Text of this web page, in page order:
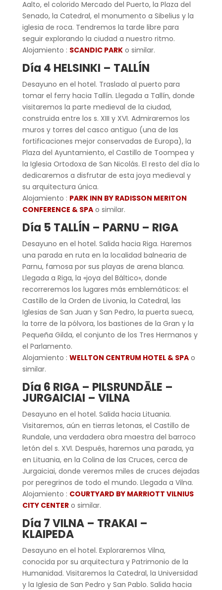
Aalto, el colorido Mercado del Puerto, la Plaza del
Senado, la Catedral, el monumento a Sibelius y la
iglesia de roca. Tendremos la tarde libre para
seguir explorando la ciudad a nuestro ritmo.
Alojamiento : SCANDIC PARKo similar.
Día 4 HELSINKI – TALLÍN
Desayuno en el hotel. Traslado al puerto para
tomar el ferry hacia Tallín. Llegada a Tallín, donde
visitaremos la parte medieval de la ciudad,
construida entre los s. XIII y XVI. Admiraremos los
muros y torres del casco antiguo (una de las
fortificaciones mejor conservadas de Europa), la
Plaza del Ayuntamiento, el Castillo de Toompea y
la Iglesia Ortodoxa de San Nicolás. El resto del día lo
dedicaremos a disfrutar de esta joya medieval y
su arquitectura única.
Alojamiento : PARK INN BY RADISSON MERITON
CONFERENCE & SPAo similar.
Día 5 TALLÍN – PARNU – RIGA
Desayuno en el hotel. Salida hacia Riga. Haremos
una parada en ruta en la localidad balnearia de
Parnu, famosa por sus playas de arena blanca.
Llegada a Riga, la «joya del Báltico», donde
recorreremos los lugares más emblemáticos: el
Castillo de la Orden de Livonia, la Catedral, las
Iglesias de San Juan y San Pedro, la puerta sueca,
la torre de la pólvora, los bastiones de la Gran y la
Pequeña Gilda, el conjunto de los Tres Hermanos y
el Parlamento.
Alojamiento : WELLTON CENTRUM HOTEL & SPAo
similar.
Día 6 RIGA – PILSRUNDĀLE –
JURGAICIAI – VILNA
Desayuno en el hotel. Salida hacia Lituania.
Visitaremos, aún en tierras letonas, el Castillo de
Rundale, una verdadera obra maestra del barroco
letón del s. XVI. Después, haremos una parada, ya
en Lituania, en la Colina de las Cruces, cerca de
Jurgaiciai, donde veremos miles de cruces dejadas
por peregrinos de todo el mundo. Llegada a Vilna.
Alojamiento : COURTYARD BY MARRIOTT VILNIUS
CITY CENTERo similar.
Día 7 VILNA – TRAKAI –
KLAIPEDA
Desayuno en el hotel. Exploraremos Vilna,
conocida por su arquitectura y Patrimonio de la
Humanidad. Visitaremos la Catedral, la Universidad
y la Iglesia de San Pedro y San Pablo. Salida hacia